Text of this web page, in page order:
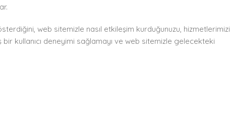
web sitemizle nasıl etkileşim kurduğunuzu, hizmetlerimizi
kullanıcı deneyimi sağlamayı ve web sitemizle gelecekteki